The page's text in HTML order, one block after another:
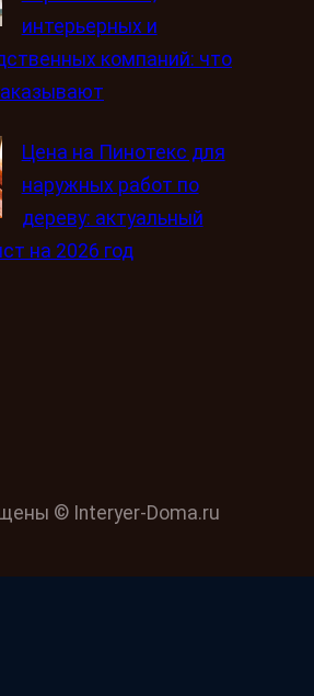
интерьерных и
компаний: что
Цена на Пинотекс для
наружных работ по
дереву: актуальный
на 2026 год
© Interyer-Doma.ru